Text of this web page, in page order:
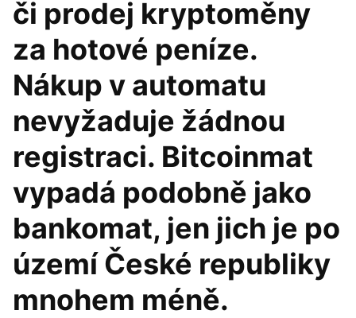
či prodej kryptoměny
za hotové peníze.
Nákup v automatu
nevyžaduje žádnou
registraci. Bitcoinmat
vypadá podobně jako
bankomat, jen jich je po
území České republiky
mnohem méně.